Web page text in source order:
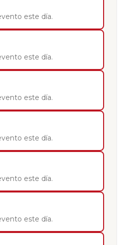
este día.
este día.
este día.
este día.
este día.
este día.